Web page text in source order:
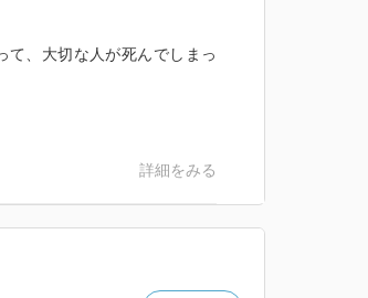
て、大切な人が死んでしまっ
詳細をみる